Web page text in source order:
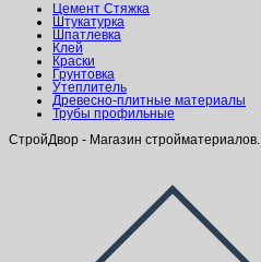
Цемент Стяжка
Штукатурка
Шпатлевка
Клей
Краски
Грунтовка
Утеплитель
Древесно-плитные материалы
Трубы профильные
СтройДвор - Магазин стройматериалов.